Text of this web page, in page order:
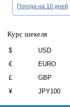
Погода на 10 дней
Курс шекеля
$ USD
€
EURO
£
GBP
¥
JPY100